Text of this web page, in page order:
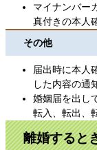
マイナンバー
真付きの本人
その他
届出時に本人
した内容の通
婚姻届を出し
転入、転出、
離婚すると